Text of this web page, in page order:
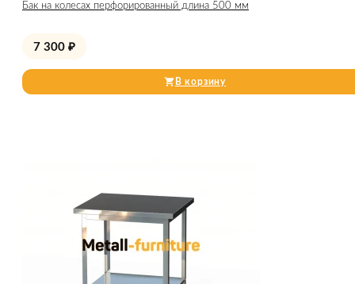
Бак на колесах перфорированный длина 500 мм
7 300 ₽
В корзину